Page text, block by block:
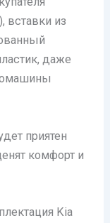
вставки из
даже
приятен
комфорт и
Kia